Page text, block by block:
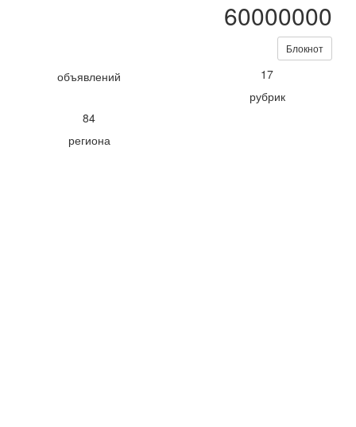
60000000
Блокнот
объявлений
17
рубрик
84
региона